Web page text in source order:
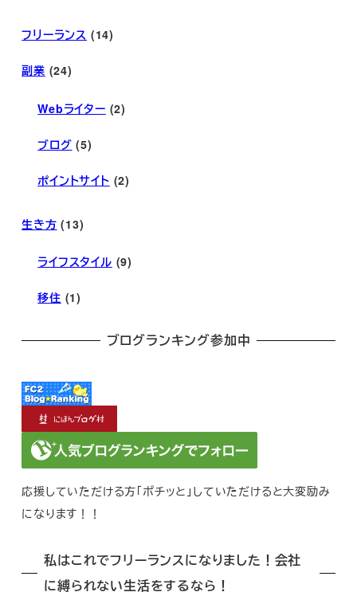
フリーランス (14)
副業 (24)
Webライター (2)
ブログ (5)
ポイントサイト (2)
生き方 (13)
ライフスタイル (9)
移住 (1)
ブログランキング参加中
応援していただける方「ポチッと」していただけると大変励み
になります！！
私はこれでフリーランスになりました！会社
に縛られない生活をするなら！